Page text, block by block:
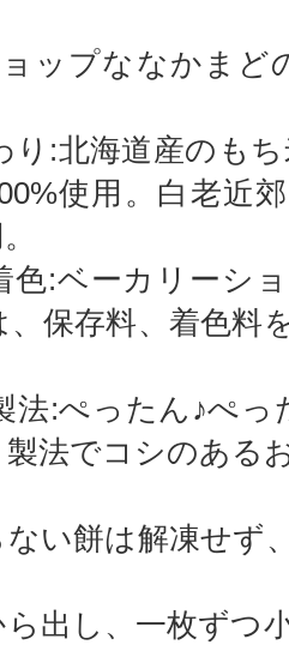
ップななかまど
り:北海道産のも
使用。白老近
色:ベーカリーシ
保存料、着色料
法:ぺったん♪ぺっ
法でコシのある
ない餅は解凍せず
ら出し、一枚ずつ